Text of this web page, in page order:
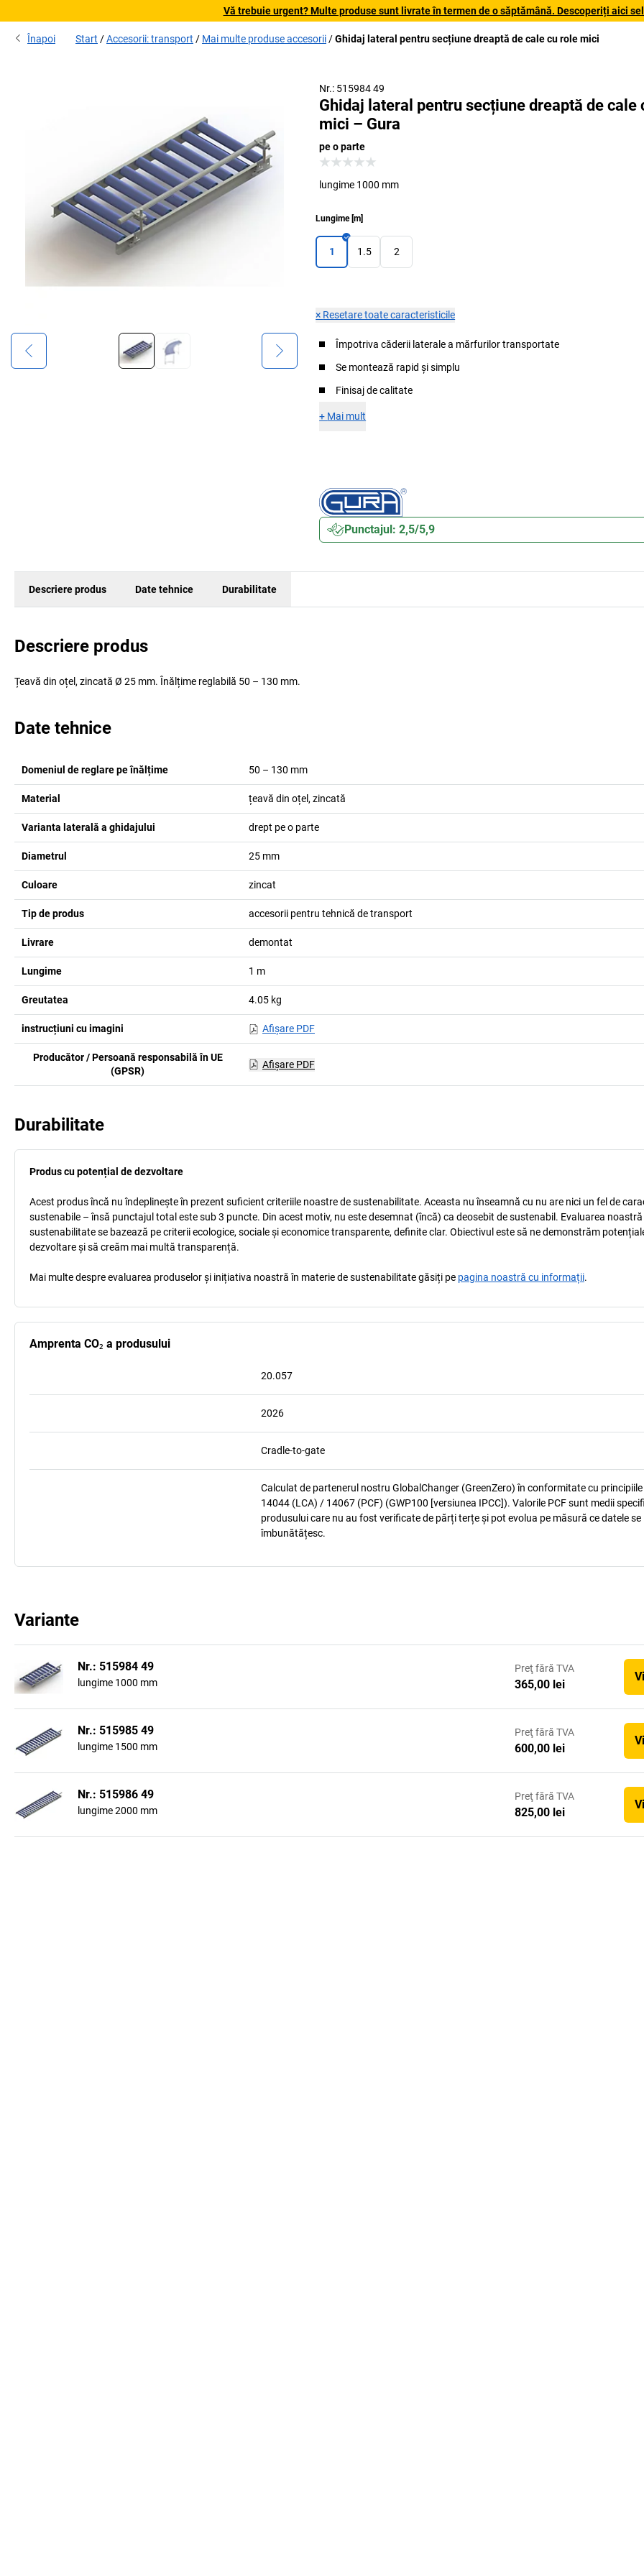
Vă trebuie urgent? Multe produse sunt livrate în termen de o săptămână. Descoperiți aici
Înapoi Start Accesorii: transport Mai multe produse accesorii Ghidaj lateral pentru secțiune dreaptă de cale cu role mici
Nr.: 515984 49
Ghidaj lateral pentru secțiune dreaptă de cale
mici – Gura
pe o parte
lungime 1000 mm
Lungime[m]
1 1.5 2
× Resetare toate caracteristicile
Împotriva căderii laterale a mărfurilor transportate
Se montează rapid și simplu
Finisaj de calitate
+ Mai mult
Punctajul: 2,5/5,9
Descriere produs Date tehnice Durabilitate
Descriere produs
Țeavă din oțel, zincată Ø 25 mm. Înălțime reglabilă 50 – 130 mm.
Date tehnice
Domeniul de reglare pe înălțime 50 – 130 mm
Material țeavă din oțel, zincată
Varianta laterală a ghidajului drept pe o parte
Diametrul 25 mm
Culoare zincat
Tip de produs accesorii pentru tehnică de transport
Livrare demontat
Lungime 1 m
Greutatea 4.05 kg
instrucțiuni cu imagini Afişare PDF
Producător / Persoană responsabilă în UE
(GPSR)
Afişare PDF
Durabilitate
Produs cu potențial de dezvoltare
Acest produs încă nu îndeplinește în prezent suficient criteriile noastre de sustenabilitate. Aceasta nu înseamnă cu nu are nici un fel de
sustenabile – însă punctajul total este sub 3 puncte. Din acest motiv, nu este desemnat (încă) ca deosebit de sustenabil. Evaluarea noastră
sustenabilitate se bazează pe criterii ecologice, sociale și economice transparente, definite clar. Obiectivul este să ne demonstrăm
dezvoltare și să creăm mai multă transparență.
Mai multe despre evaluarea produselor și inițiativa noastră în materie de sustenabilitate găsiți pe pagina noastră cu informații.
Amprenta CO₂ a produsului
20.057
2026
Cradle-to-gate
Calculat de partenerul nostru GlobalChanger (GreenZero) în conformitate cu principiile
14044 (LCA) / 14067 (PCF) (GWP100 [versiunea IPCC]). Valorile PCF sunt medii
produsului care nu au fost verificate de părți terțe și pot evolua pe măsură ce datele se
îmbunătățesc.
Variante
Nr.: 515984 49
lungime 1000 mm
Preţ fără TVA
365,00 lei
Nr.: 515985 49
lungime 1500 mm
Preţ fără TVA
600,00 lei
Nr.: 515986 49
lungime 2000 mm
Preţ fără TVA
825,00 lei